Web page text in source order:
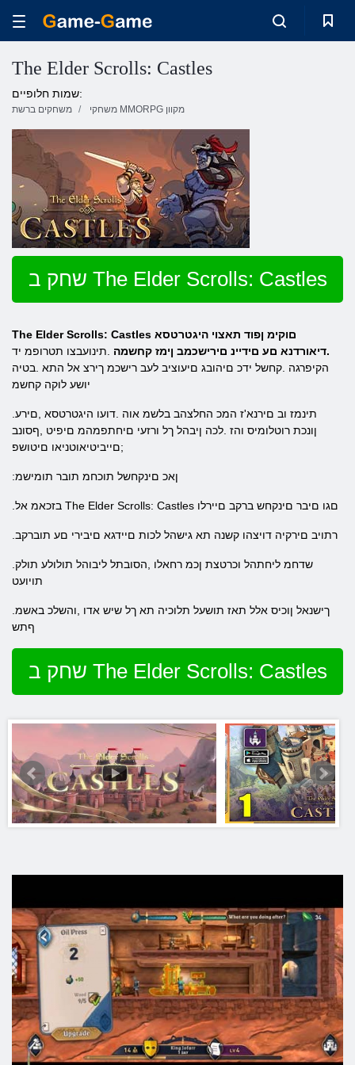
The Elder Scrolls: Castles
שמות חלופיים:
משחקים ברשת משחקי MMORPG מקוון
שחק ב The Elder Scrolls: Castles
The Elder Scrolls: Castles םוקימ ןפוד תאצוי היגטרטסא
.דיאורדנא םע םידיינ םירישכמב ןימז קחשמה .תינועבצו תטרופמ יד
הקיפרגה .קחשל ידכ םיהובג םיעוציב לעב רישכמ ךירצ אל התא .בטיה
יושע לוקה קחשמ
ןונכת רוטלומיס והז .לכה ןיבהל ךל ורזעי םיחתפמהמ םיפיט ,ףסונב
;םייביטיאוטניאו םיטושפ
:ןאכ םינקחשל תוכחמ תובר תומישמ
.בזכאמ אל The Elder Scrolls: Castles םגו םיבר םינקחש ברקב םיירלו
.רתויב םירקיה דויצהו קשנה תא גישהל לכות םיידגא םיבירי םע תוברקב
תויועט
ףתש
שחק ב The Elder Scrolls: Castles